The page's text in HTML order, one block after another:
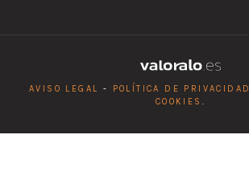
AVISO LEGAL - POLÍTICA DE PRIVACIDAD
COOKIES .